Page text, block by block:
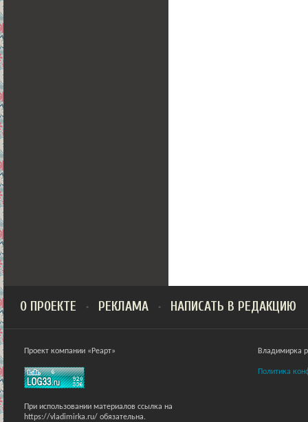
О ПРОЕКТЕ РЕКЛАМА НАПИСАТЬ В РЕДАКЦИЮ
Проект компании «Реарт»
При использовании материалов ссылка на
https://vladimirka.ru/ обязательна.
Владимирка
Политика